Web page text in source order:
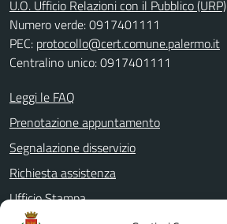
U.O. Ufficio Relazioni con il Pubblico (URP)
Numero verde: 0917401111
PEC: protocollo@cert.comune.palermo.it
Centralino unico: 0917401111
Leggi le FAQ
Prenotazione appuntamento
Segnalazione disservizio
Richiesta assistenza
Ufficio Stampa